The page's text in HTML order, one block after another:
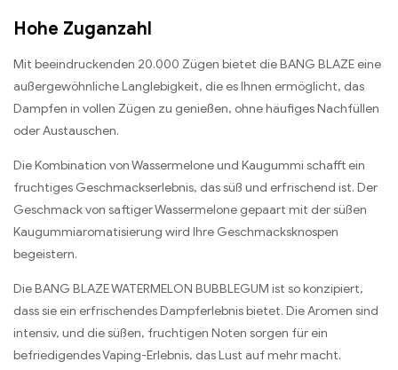
Hohe Zuganzahl
Mit beeindruckenden 20.000 Zügen bietet die BANG BLAZE eine
außergewöhnliche Langlebigkeit, die es Ihnen ermöglicht, das
Dampfen in vollen Zügen zu genießen, ohne häufiges Nachfüllen
oder Austauschen.
Die Kombination von Wassermelone und Kaugummi schafft ein
fruchtiges Geschmackserlebnis, das süß und erfrischend ist. Der
Geschmack von saftiger Wassermelone gepaart mit der süßen
Kaugummiaromatisierung wird Ihre Geschmacksknospen
begeistern.
Die BANG BLAZE WATERMELON BUBBLEGUM ist so konzipiert,
dass sie ein erfrischendes Dampferlebnis bietet. Die Aromen sind
intensiv, und die süßen, fruchtigen Noten sorgen für ein
befriedigendes Vaping-Erlebnis, das Lust auf mehr macht.